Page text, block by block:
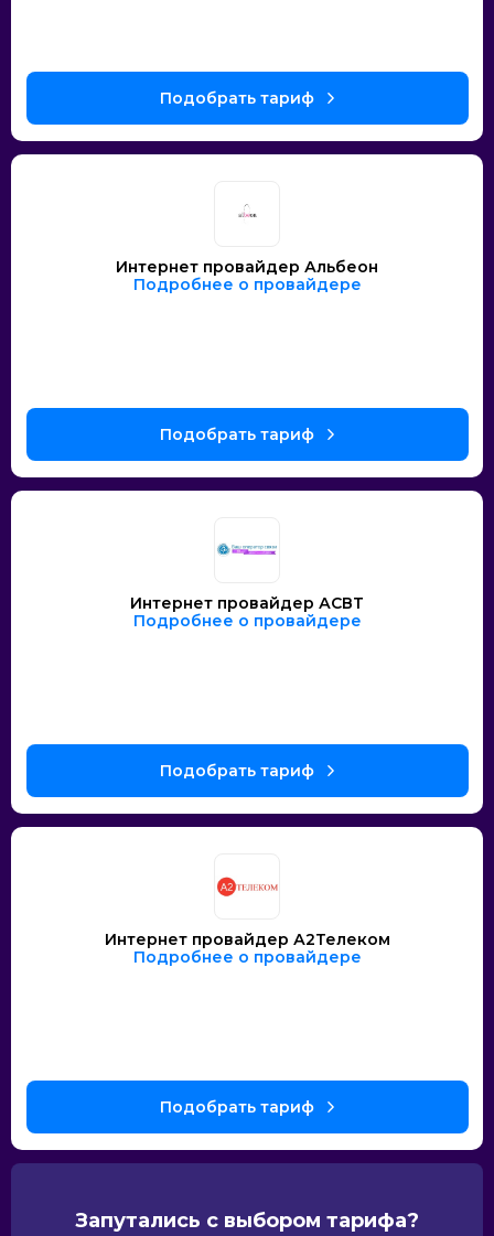
Интернет провайдер Альбеон
Подробнее о провайдере
Интернет провайдер АСВТ
Подробнее о провайдере
Интернет провайдер А2Телеком
Подробнее о провайдере
Запутались с выбором тарифа?